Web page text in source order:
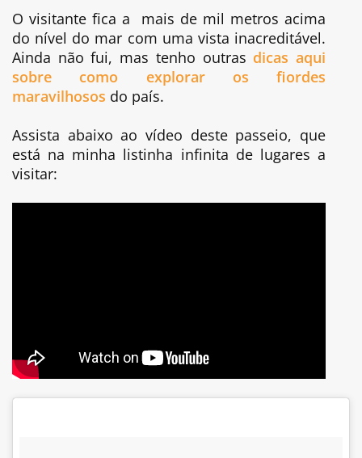
O visitante fica a mais de mil metros acima
do nível do mar com uma vista inacreditável.
Ainda não fui, mas tenho outras dicas aqui
sobre como explorar os fiordes
maravilhosos do país.
Assista abaixo ao vídeo deste passeio, que
está na minha listinha infinita de lugares a
visitar: